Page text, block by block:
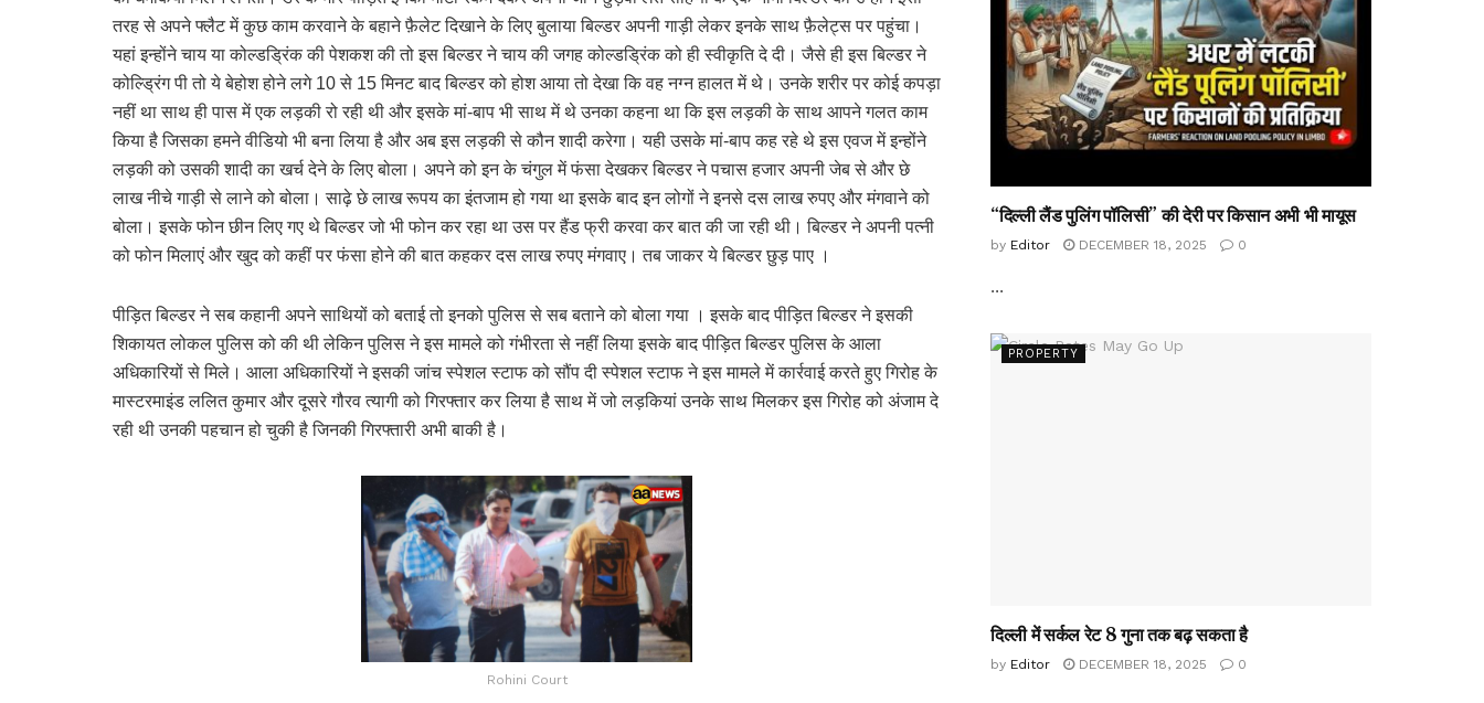
तरह से अपने फ्लैट में कुछ काम करवाने के बहाने फ़ैलेट दिखाने के लिए बुलाया बिल्डर अपनी गाड़ी लेकर इनके साथ फ़ैलेट्स पर पहुंचा।
यहां इन्होंने चाय या कोल्डड्रिंक की पेशकश की तो इस बिल्डर ने चाय की जगह कोल्डड्रिंक को ही स्वीकृति दे दी। जैसे ही इस बिल्डर ने
कोल्ड्रिंग पी तो ये बेहोश होने लगे 10 से 15 मिनट बाद बिल्डर को होश आया तो देखा कि वह नग्न हालत में थे। उनके शरीर पर कोई कपड़ा
नहीं था साथ ही पास में एक लड़की रो रही थी और इसके मां-बाप भी साथ में थे उनका कहना था कि इस लड़की के साथ आपने गलत काम
किया है जिसका हमने वीडियो भी बना लिया है और अब इस लड़की से कौन शादी करेगा। यही उसके मां-बाप कह रहे थे इस एवज में इन्होंने
लड़की को उसकी शादी का खर्च देने के लिए बोला। अपने को इन के चंगुल में फंसा देखकर बिल्डर ने पचास हजार अपनी जेब से और छे
लाख नीचे गाड़ी से लाने को बोला। साढ़े छे लाख रूपय का इंतजाम हो गया था इसके बाद इन लोगों ने इनसे दस लाख रुपए और मंगवाने को
बोला। इसके फोन छीन लिए गए थे बिल्डर जो भी फोन कर रहा था उस पर हैंड फ्री करवा कर बात की जा रही थी। बिल्डर ने अपनी पत्नी
को फोन मिलाएं और खुद को कहीं पर फंसा होने की बात कहकर दस लाख रुपए मंगवाए। तब जाकर ये बिल्डर छुड़ पाए ।
पीड़ित बिल्डर ने सब कहानी अपने साथियों को बताई तो इनको पुलिस से सब बताने को बोला गया । इसके बाद पीड़ित बिल्डर ने इसकी
शिकायत लोकल पुलिस को की थी लेकिन पुलिस ने इस मामले को गंभीरता से नहीं लिया इसके बाद पीड़ित बिल्डर पुलिस के आला
अधिकारियों से मिले। आला अधिकारियों ने इसकी जांच स्पेशल स्टाफ को सौंप दी स्पेशल स्टाफ ने इस मामले में कार्रवाई करते हुए गिरोह के
मास्टरमाइंड ललित कुमार और दूसरे गौरव त्यागी को गिरफ्तार कर लिया है साथ में जो लड़कियां उनके साथ मिलकर इस गिरोह को अंजाम दे
रही थी उनकी पहचान हो चुकी है जिनकी गिरफ्तारी अभी बाकी है।
Rohini Court
“दिल्ली लैंड पुलिंग पॉलिसी” की देरी पर किसान अभी भी मायूस
by Editor DECEMBER 18, 2025 0
...
PROPERTY
दिल्ली में सर्कल रेट 8 गुना तक बढ़ सकता है
by Editor DECEMBER 18, 2025 0